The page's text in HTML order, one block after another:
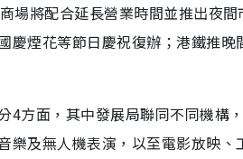
場將配合延長營業時間並推出夜
慶煙花等節日慶祝復辦；港鐵推
4方面，其中發展局聯同不同機
樂及無人機表演，以至電影放映